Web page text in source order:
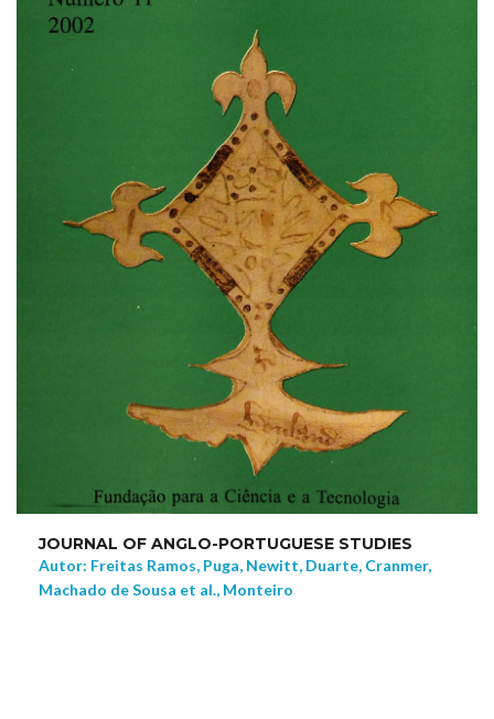
JOURNAL OF ANGLO-PORTUGUESE STUDIES
Autor: Freitas Ramos, Puga, Newitt, Duarte, Cranmer,
Machado de Sousa et al., Monteiro